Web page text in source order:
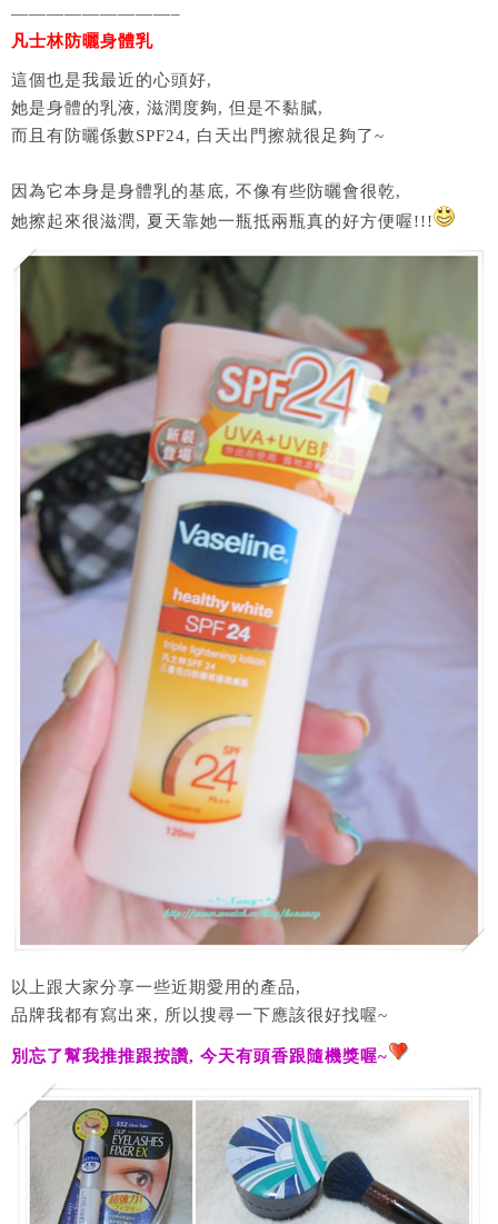
—————————–
凡士林防曬身體乳
這個也是我最近的心頭好,
她是身體的乳液, 滋潤度夠, 但是不黏膩,
而且有防曬係數SPF24, 白天出門擦就很足夠了~
因為它本身是身體乳的基底, 不像有些防曬會很乾,
她擦起來很滋潤, 夏天靠她一瓶抵兩瓶真的好方便喔!!!
以上跟大家分享一些近期愛用的產品,
品牌我都有寫出來, 所以搜尋一下應該很好找喔~
別忘了幫我推推跟按讚, 今天有頭香跟隨機獎喔~